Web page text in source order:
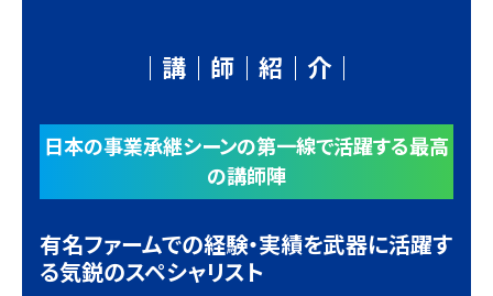
｜講｜師｜紹｜介｜
日本の事業承継シーンの第一線で活躍する最高
の講師陣
有名ファームでの経験・実績を武器に活躍す
る気鋭のスペシャリスト